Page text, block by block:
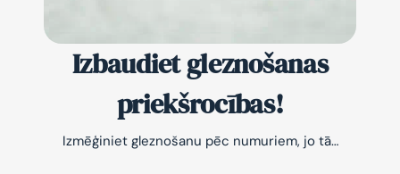
Izbaudiet gleznošanas
priekšrocības!
Izmēģiniet gleznošanu pēc numuriem, jo tā…